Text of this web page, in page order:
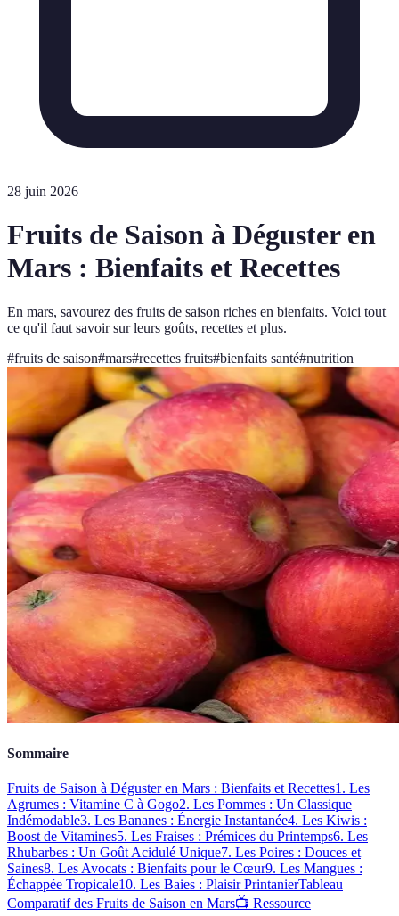
28 juin 2026
Fruits de Saison à Déguster en
Mars : Bienfaits et Recettes
En mars, savourez des fruits de saison riches en bienfaits. Voici tout
ce qu'il faut savoir sur leurs goûts, recettes et plus.
#fruits de saison#mars#recettes fruits#bienfaits santé#nutrition
Sommaire
Fruits de Saison à Déguster en Mars : Bienfaits et Recettes1. Les
Agrumes : Vitamine C à Gogo2. Les Pommes : Un Classique
Indémodable3. Les Bananes : Énergie Instantanée4. Les Kiwis :
Boost de Vitamines5. Les Fraises : Prémices du Printemps6. Les
Rhubarbes : Un Goût Acidulé Unique7. Les Poires : Douces et
Saines8. Les Avocats : Bienfaits pour le Cœur9. Les Mangues :
Échappée Tropicale10. Les Baies : Plaisir PrintanierTableau
Comparatif des Fruits de Saison en Mars📺 Ressource